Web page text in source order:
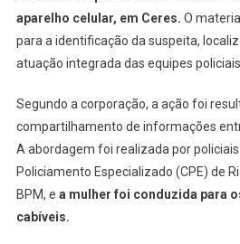
aparelho celular, em Ceres. O
para a identificação da suspeita,
atuação integrada das equipes policiais.
Segundo a corporação, a ação foi
compartilhamento de informações
A abordagem foi realizada por
Policiamento Especializado (CPE) de
BPM, e a mulher foi conduzida para
cabíveis.